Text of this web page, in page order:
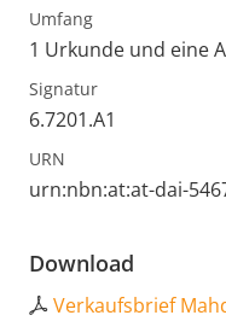
Umfang
1 Urkunde und eine
Signatur
6.7201.A1
URN
urn:nbn:at:at-dai-
Download
Verkaufsbrief